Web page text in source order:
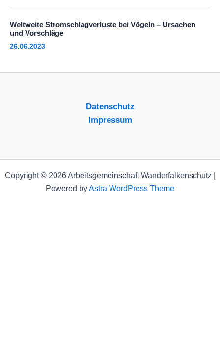
Weltweite Stromschlagverluste bei Vögeln – Ursachen
und Vorschläge
26.06.2023
Datenschutz
Impressum
Copyright © 2026 Arbeitsgemeinschaft Wanderfalkenschutz |
Powered byAstra WordPress Theme